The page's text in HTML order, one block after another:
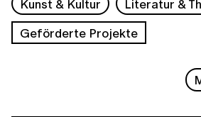
Kunst & Kultur
Literatur &
Geförderte Projekte